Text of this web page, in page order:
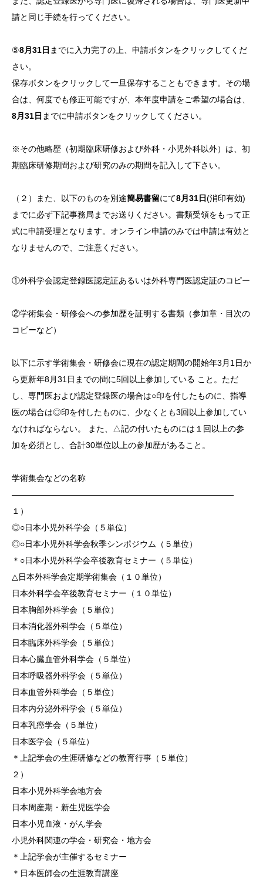
請と同じ手続を行ってください。
⑤8月31日 までに入力完了の上、申請ボタンをクリックしてくだ
さい。
保存ボタンをクリックして一旦保存することもできます。その場
合は、何度でも修正可能ですが、本年度申請をご希望の場合は、
8月31日 までに申請ボタンをクリックしてください。
※その他略歴（初期臨床研修および外科・小児外科以外）は、初
期臨床研修期間および研究のみの期間を記入して下さい。
（２）また、以下のものを別途簡易書留にて8月31日(消印有効)
までに必ず下記事務局までお送りください。書類受領をもって正
式に申請受理となります。オンライン申請のみでは申請は有効と
なりませんので、ご注意ください。
①外科学会認定登録医認定証あるいは外科専門医認定証のコピー
②学術集会・研修会への参加歴を証明する書類（参加章・目次の
コピーなど）
以下に示す学術集会・研修会に現在の認定期間の開始年3月1日か
ら更新年8月31日までの間に5回以上参加している こと。ただ
し、専門医および認定登録医の場合は○印を付したものに、指導
医の場合は◎印を付したものに、少なくとも3回以上参加してい
なければならない。 また、△記の付いたものには１回以上の参
加を必須とし、合計30単位以上の参加歴があること。
学術集会などの名称
―――――――――――――――――――――――――――
１）
◎○日本小児外科学会（５単位）
◎○日本小児外科学会秋季シンポジウム（５単位）
＊○日本小児外科学会卒後教育セミナー（５単位）
△日本外科学会定期学術集会（１０単位）
日本外科学会卒後教育セミナー（１０単位）
日本胸部外科学会（５単位）
日本消化器外科学会（５単位）
日本臨床外科学会（５単位）
日本心臓血管外科学会（５単位）
日本呼吸器外科学会（５単位）
日本血管外科学会（５単位）
日本内分泌外科学会（５単位）
日本乳癌学会（５単位）
日本医学会（５単位）
＊上記学会の生涯研修などの教育行事（５単位）
２）
日本小児外科学会地方会
日本周産期・新生児医学会
日本小児血液・がん学会
小児外科関連の学会・研究会・地方会
＊上記学会が主催するセミナー
＊日本医師会の生涯教育講座